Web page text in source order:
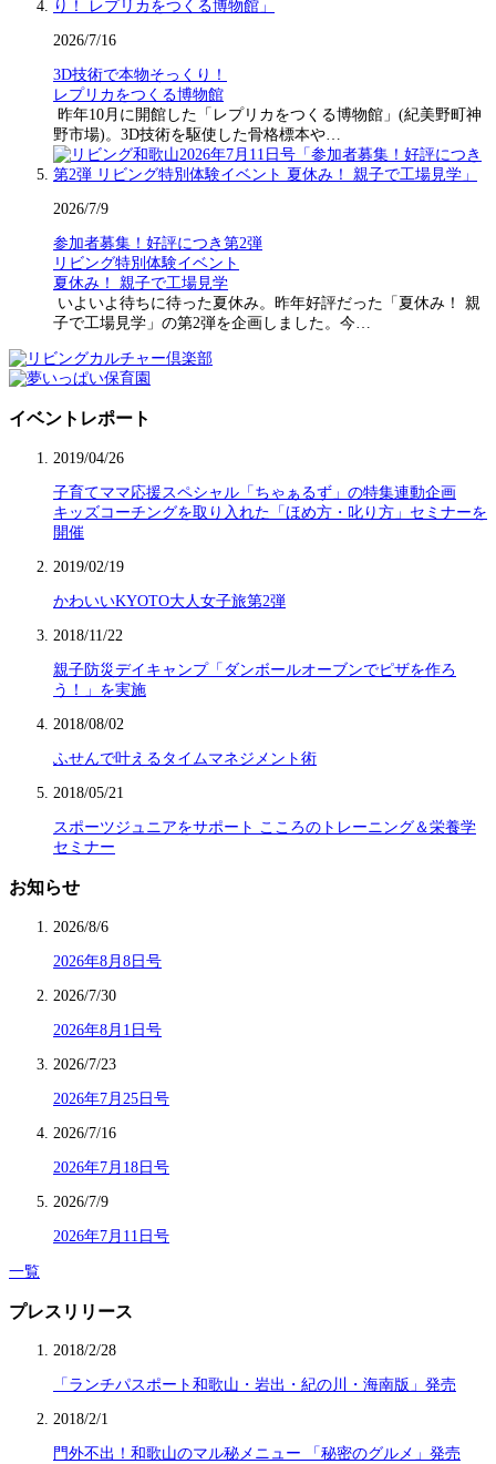
2026/7/16
3D技術で本物そっくり！
レプリカをつくる博物館
昨年10月に開館した「レプリカをつくる博物館」(紀美野町神
野市場)。3D技術を駆使した骨格標本や…
2026/7/9
参加者募集！好評につき第2弾
リビング特別体験イベント
夏休み！ 親子で工場見学
いよいよ待ちに待った夏休み。昨年好評だった「夏休み！ 親
子で工場見学」の第2弾を企画しました。今…
イベントレポート
2019/04/26
子育てママ応援スペシャル「ちゃぁるず」の特集連動企画
キッズコーチングを取り入れた「ほめ方・叱り方」セミナーを
開催
2019/02/19
かわいいKYOTO大人女子旅第2弾
2018/11/22
親子防災デイキャンプ「ダンボールオーブンでピザを作ろ
う！」を実施
2018/08/02
ふせんで叶えるタイムマネジメント術
2018/05/21
スポーツジュニアをサポート こころのトレーニング＆栄養学
セミナー
お知らせ
2026/8/6
2026年8月8日号
2026/7/30
2026年8月1日号
2026/7/23
2026年7月25日号
2026/7/16
2026年7月18日号
2026/7/9
2026年7月11日号
一覧
プレスリリース
2018/2/28
「ランチパスポート和歌山・岩出・紀の川・海南版」発売
2018/2/1
門外不出！和歌山のマル秘メニュー 「秘密のグルメ」発売